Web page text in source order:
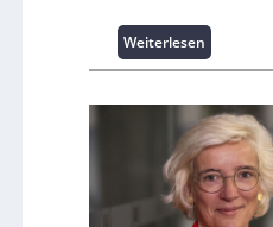
s
p
i
z
e
n
m
a
Weiterlesen:
I
t
e
l
l
i
g